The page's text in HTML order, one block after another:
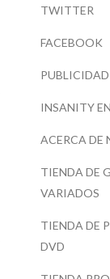
TWITTER
FACEBOOK
PUBLICIDAD
INSANITY
ACERCA DE
TIENDA DE
VARIADOS
TIENDA DE
DVD